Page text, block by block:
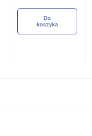
Do
koszyka